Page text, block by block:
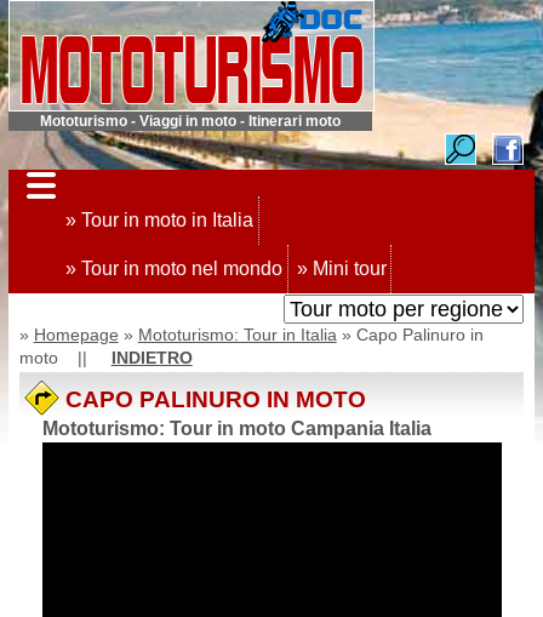
Mototurismo - Viaggi in moto - Itinerari moto
» Tour in moto in Italia
» Tour in moto nel mondo » Mini tour
» Homepage » Mototurismo: Tour in Italia » Capo Palinuro in
moto || INDIETRO
CAPO PALINURO IN MOTO
Mototurismo: Tour in moto Campania Italia